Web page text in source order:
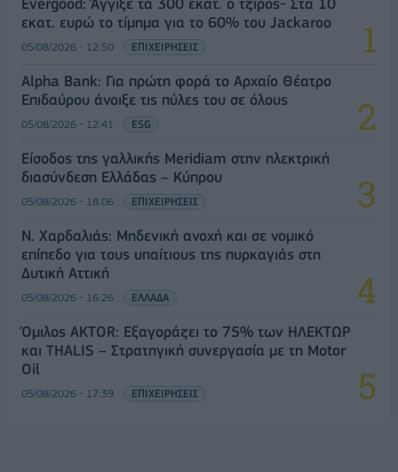
Evergood: Άγγιξε τα 300 εκατ. ο τζίρος- Στα 10
εκατ. ευρώ το τίμημα για το 60% του Jackaroo
05/08/2026 - 12:50 ΕΠΙΧΕΙΡΗΣΕΙΣ
Alpha Bank: Για πρώτη φορά το Αρχαίο Θέατρο
Επιδαύρου άνοιξε τις πύλες του σε όλους
05/08/2026 - 12:41 ESG
Είσοδος της γαλλικής Meridiam στην ηλεκτρική
διασύνδεση Ελλάδας – Κύπρου
05/08/2026 - 18:06 ΕΠΙΧΕΙΡΗΣΕΙΣ
Ν. Χαρδαλιάς: Μηδενική ανοχή και σε νομικό
επίπεδο για τους υπαίτιους της πυρκαγιάς στη
Δυτική Αττική
05/08/2026 - 16:26 ΕΛΛΑΔΑ
Όμιλος AKTOR: Εξαγοράζει το 75% των ΗΛΕΚΤΩΡ
και THALIS – Στρατηγική συνεργασία με τη Motor
Oil
05/08/2026 - 17:39 ΕΠΙΧΕΙΡΗΣΕΙΣ